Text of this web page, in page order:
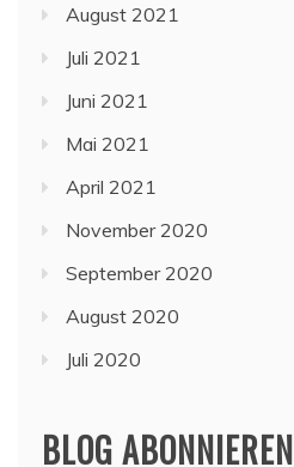
August 2021
Juli 2021
Juni 2021
Mai 2021
April 2021
November 2020
September 2020
August 2020
Juli 2020
BLOG ABONNIEREN